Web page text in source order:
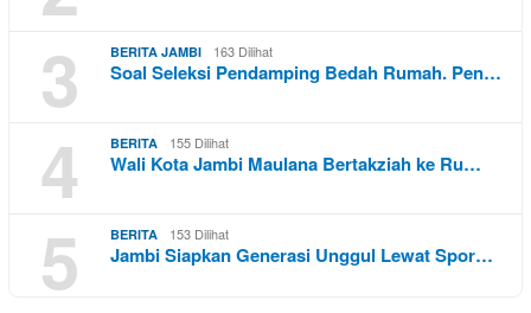
3 BERITA JAMBI 163 Dilihat
Soal Seleksi Pendamping Bedah Rumah. Pen…
4 BERITA 155 Dilihat
Wali Kota Jambi Maulana Bertakziah ke Ru…
5 BERITA 153 Dilihat
Jambi Siapkan Generasi Unggul Lewat Spor…